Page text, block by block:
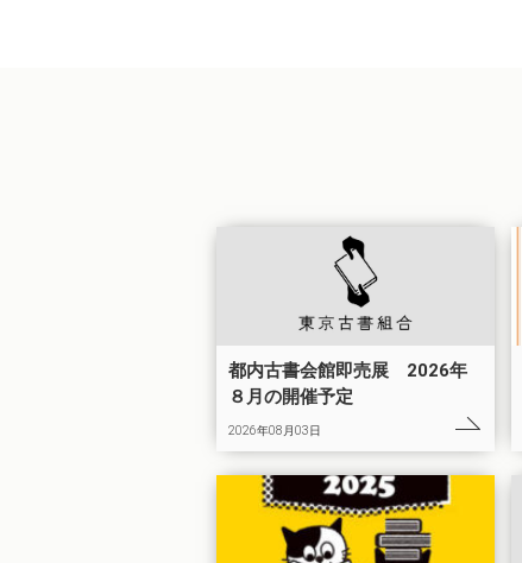
都内古書会館即売展 2026年
８月の開催予定
2026年08月03日